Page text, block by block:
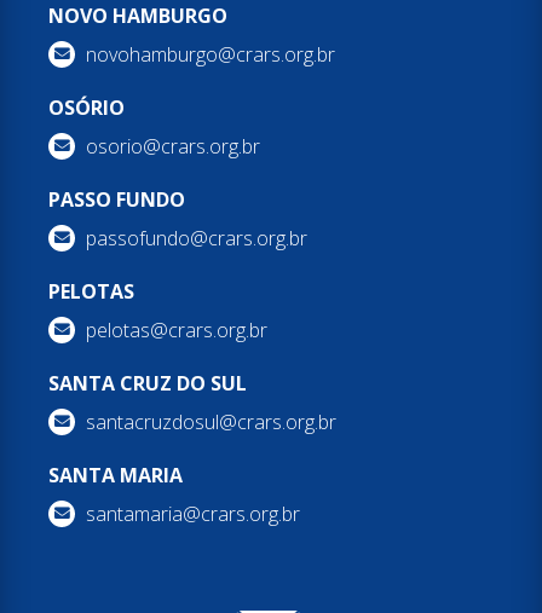
NOVO HAMBURGO
novohamburgo@crars.org.br
OSÓRIO
osorio@crars.org.br
PASSO FUNDO
passofundo@crars.org.br
PELOTAS
pelotas@crars.org.br
SANTA CRUZ DO SUL
santacruzdosul@crars.org.br
SANTA MARIA
santamaria@crars.org.br